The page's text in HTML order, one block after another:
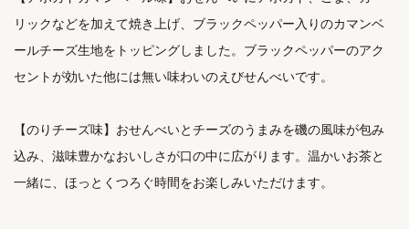
リックなどを加えて焼き上げ、ブラックペッパー入りのカマンベ
ールチーズ生地をトッピングしました。ブラックペッパーのアク
セントが効いた他には無い味わいのえびせんべいです。
【のりチーズ味】おせんべいとチーズのうまみを磯の風味が包み
込み、滋味豊かなおいしさが口の中に広がります。温かいお茶と
一緒に、ほっとくつろぐ時間をお楽しみいただけます。